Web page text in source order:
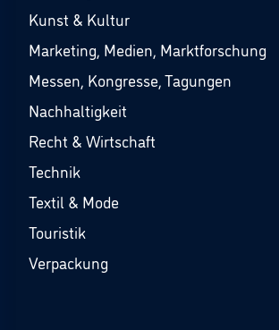
Kunst & Kultur
Marketing, Medien, Marktforschung
Messen, Kongresse, Tagungen
Nachhaltigkeit
Recht & Wirtschaft
Technik
Textil & Mode
Touristik
Verpackung